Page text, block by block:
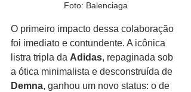
Foto: Balenciaga
O primeiro impacto dessa colaboração
foi imediato e contundente. A icônica
listra tripla da Adidas, repaginada sob
a ótica minimalista e desconstruída de
Demna, ganhou um novo status: o de